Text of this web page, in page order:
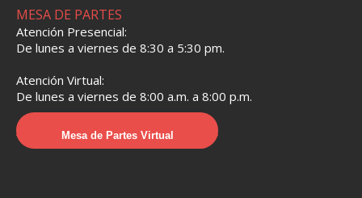
MESA DE PARTES
Atención Presencial:
De lunes a viernes de 8:30 a 5:30 pm.
Atención Virtual:
De lunes a viernes de 8:00 a.m. a 8:00 p.m.
Mesa de Partes Virtual